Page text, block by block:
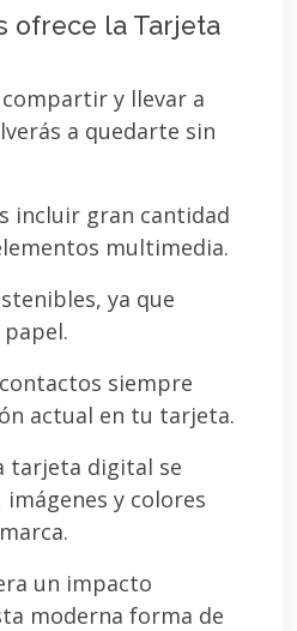
ofrece la Tarjeta
compartir y llevar a
a quedarte sin
incluir gran cantidad
multimedia.
ya que
siempre
actual en tu tarjeta.
tarjeta digital se
y colores
un impacto
moderna forma de